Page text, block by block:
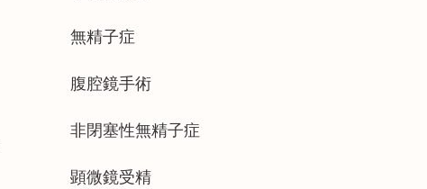
無精子症
腹腔鏡手術
非閉塞性無精子症
顕微鏡受精